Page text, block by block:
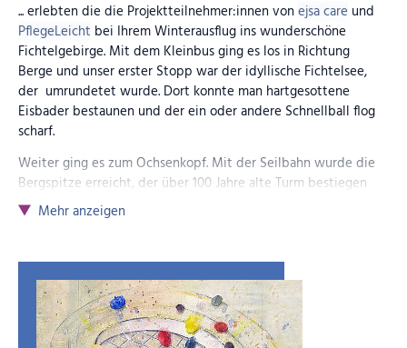
... erlebten die die Projektteilnehmer:innen von ejsa care und
PflegeLeicht bei Ihrem Winterausflug ins wunderschöne
Fichtelgebirge. Mit dem Kleinbus ging es los in Richtung
Berge und unser erster Stopp war der idyllische Fichtelsee,
der umrundetet wurde. Dort konnte man hartgesottene
Eisbader bestaunen und der ein oder andere Schnellball flog
scharf.
Weiter ging es zum Ochsenkopf. Mit der Seilbahn wurde die
Bergspitze erreicht, der über 100 Jahre alte Turm bestiegen
und die hervorragende Aussicht genossen. Danach ging es
zurück ins Tal zum gemeinsamen Essen – von deftigen
Zum krönenden Abschluss gab es noch eine rasante
Rodelpartie – viel frische Luft, Sonne, Spaß und ein Tag voller
unvergesslicher Momente! So starten wir mit neuer Kraft ins
Jahr 2025!
Mehr anzeigen